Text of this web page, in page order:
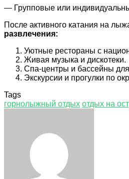
— Групповые или
После активного катания на
развлечения:
Уютные рестораны с
Живая музыка и дискотеки.
Спа-центры и бассейны
Экскурсии и прогулки по
Tags
горнолыжный отдых отдых на